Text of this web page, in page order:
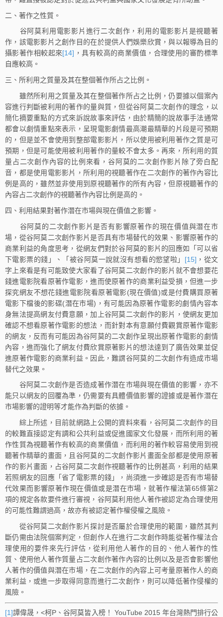
二、著作之性質。
谷阿莫利用電影影片進行二次創作，利用的電影影片是視聽著
作，該電影影片之創作目的在於提供人們娛樂欣賞，與以報導為目的
攝影著作相較起來[14] ，具有較高的商業價值，合理使用的審酌標準
自應較高。
三、所利用之質量及其在整個著作所占之比例。
雖然所利用之質量及其在整個著作所占之比例，仍要據以個案內
容進行判斷被利用的著作的量與質，但從谷阿莫二次創作的理念，以
簡化摘要重點的方式來訴說故事來評估，由於精簡的說故事手法通常
都會以劇情重點來表示，呈現電影劇情最高潮最精華的片段是可預期
的，但是並不會使用到整部電影影片，所以使用被利用著作之質是可
預期，但是可能使用被利用著作的量較不會太多。再來，所利用的質
量占二次創作內容的比例來看，谷阿莫的二次創作影片除了旁白配
音，都是使用電影影片，所利用的視聽著作在二次創作的著作內容比
例是高的，雖然並非使用到原視聽著作的所有內容，但原視聽著作的
內容占二次創作的視聽著作內容比例是高的。
四、利用結果對著作潛在市場與現在價值之影響。
谷阿莫的二次創作影片是否有影響原著作的現在價值與潛在市
場，從谷阿莫二次創作影片是否具有市場替代的效果、影響原著作的
商業利益的角度思考，從網友們對於谷阿莫的影片的回應如「可以省
下電影票的錢」、「被谷阿莫一說就沒有想看的慾望啦」 [15] ，從文
字上來看是有可能致使大家看了谷阿莫二次創作的影片就不會想要花
錢進電影院看原著作電影，進而使原著作的商業利益受損，但進一步
探究網友不想花錢進電影院看原著電影(現在價值)或是付費購買原著
電影下檔後的影碟(潛在市場)，有可能因為原著作電影的劇情內容本
身無法提高網友付費意願，加上谷阿莫二次創作的影片，使網友更加
確認不想看原著作電影的想法，而針對本有意願付費觀賞原著作電影
的網友，反而有可能因為谷阿莫的二次創作呈現出原著作電影的劇情
內容，進而強化了網友付費欣賞原著影片的想法達到了廣告效果並促
進原著作電影的商業利益。因此，難謂谷阿莫的二次創作有造成市場
替代之效果。
谷阿莫二次創作是否造成著作潛在市場與現在價值的影響，亦不
能只以網友的回覆為準，仍需要有具體價值影響的證據或是著作潛在
市場影響的證明等才能作為判斷的依據。
綜上所述，目前就網路上公開的資料來看，谷阿莫二次創作的目
的較難直接認定有調和公共利益或促進國家文化發展，而所利用的著
作性質為視聽著作有較高的商業價值，而利用的著作較容易使用到視
聽著作精華的畫面，且谷阿莫的二次創作影片畫面全部都是使用原著
作的影片畫面，占谷阿莫二次創作視聽著作的比例甚高，利用的結果
若照網友的回應「省了電影票的錢」，尚須進一步確認是否有市場替
代效果而影響原著作現在價值或是潛在市場，就著作權法第65條第2
項的規定各款要件進行審視，谷阿莫利用他人著作被認定為合理使用
的可能性難謂過高，故亦有被認定著作權侵權之風險。
從谷阿莫二次創作影片探討是否屬於合理使用的範圍，雖然其判
斷仍需由法院個案判定，但創作人在進行二次創作時能從著作權法合
理使用的要件來先行評估，從利用他人著作的目的、他人著作的性
質、使用他人著作質量占二次創作著作內容的比例以及是否會影響他
人著作的價值與潛在市場，在二次創作的內容上可考量原著作人的商
業利益，或進一步取得同意而進行二次創作，則可以降低著作侵權的
風險。
[1]譚偉晟，<柯P、谷阿莫皆入榜！ YouTube 2015 年台灣熱門排行公